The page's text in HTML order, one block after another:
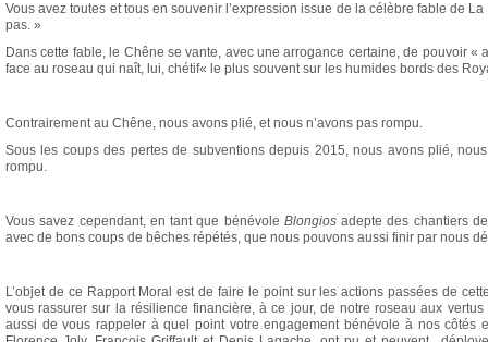
Vous avez toutes et tous en souvenir l’expression issue de la célèbre fable de
pas. »
Dans cette fable, le Chêne se vante, avec une arrogance certaine, de pouvoir «
face au roseau qui naît, lui, chétif« le plus souvent sur les humides bords des
Contrairement au Chêne, nous avons plié, et nous n’avons pas rompu.
Sous les coups des pertes de subventions depuis 2015, nous avons plié,
rompu.
Vous savez cependant, en tant que bénévole Blongiosadepte des chantiers
avec de bons coups de bêches répétés, que nous pouvons aussi finir par nous
L’objet de ce Rapport Moral est de faire le point sur les actions passées de
vous rassurer sur la résilience financière, à ce jour, de notre roseau aux
aussi de vous rappeler à quel point votre engagement bénévole à nos côtés